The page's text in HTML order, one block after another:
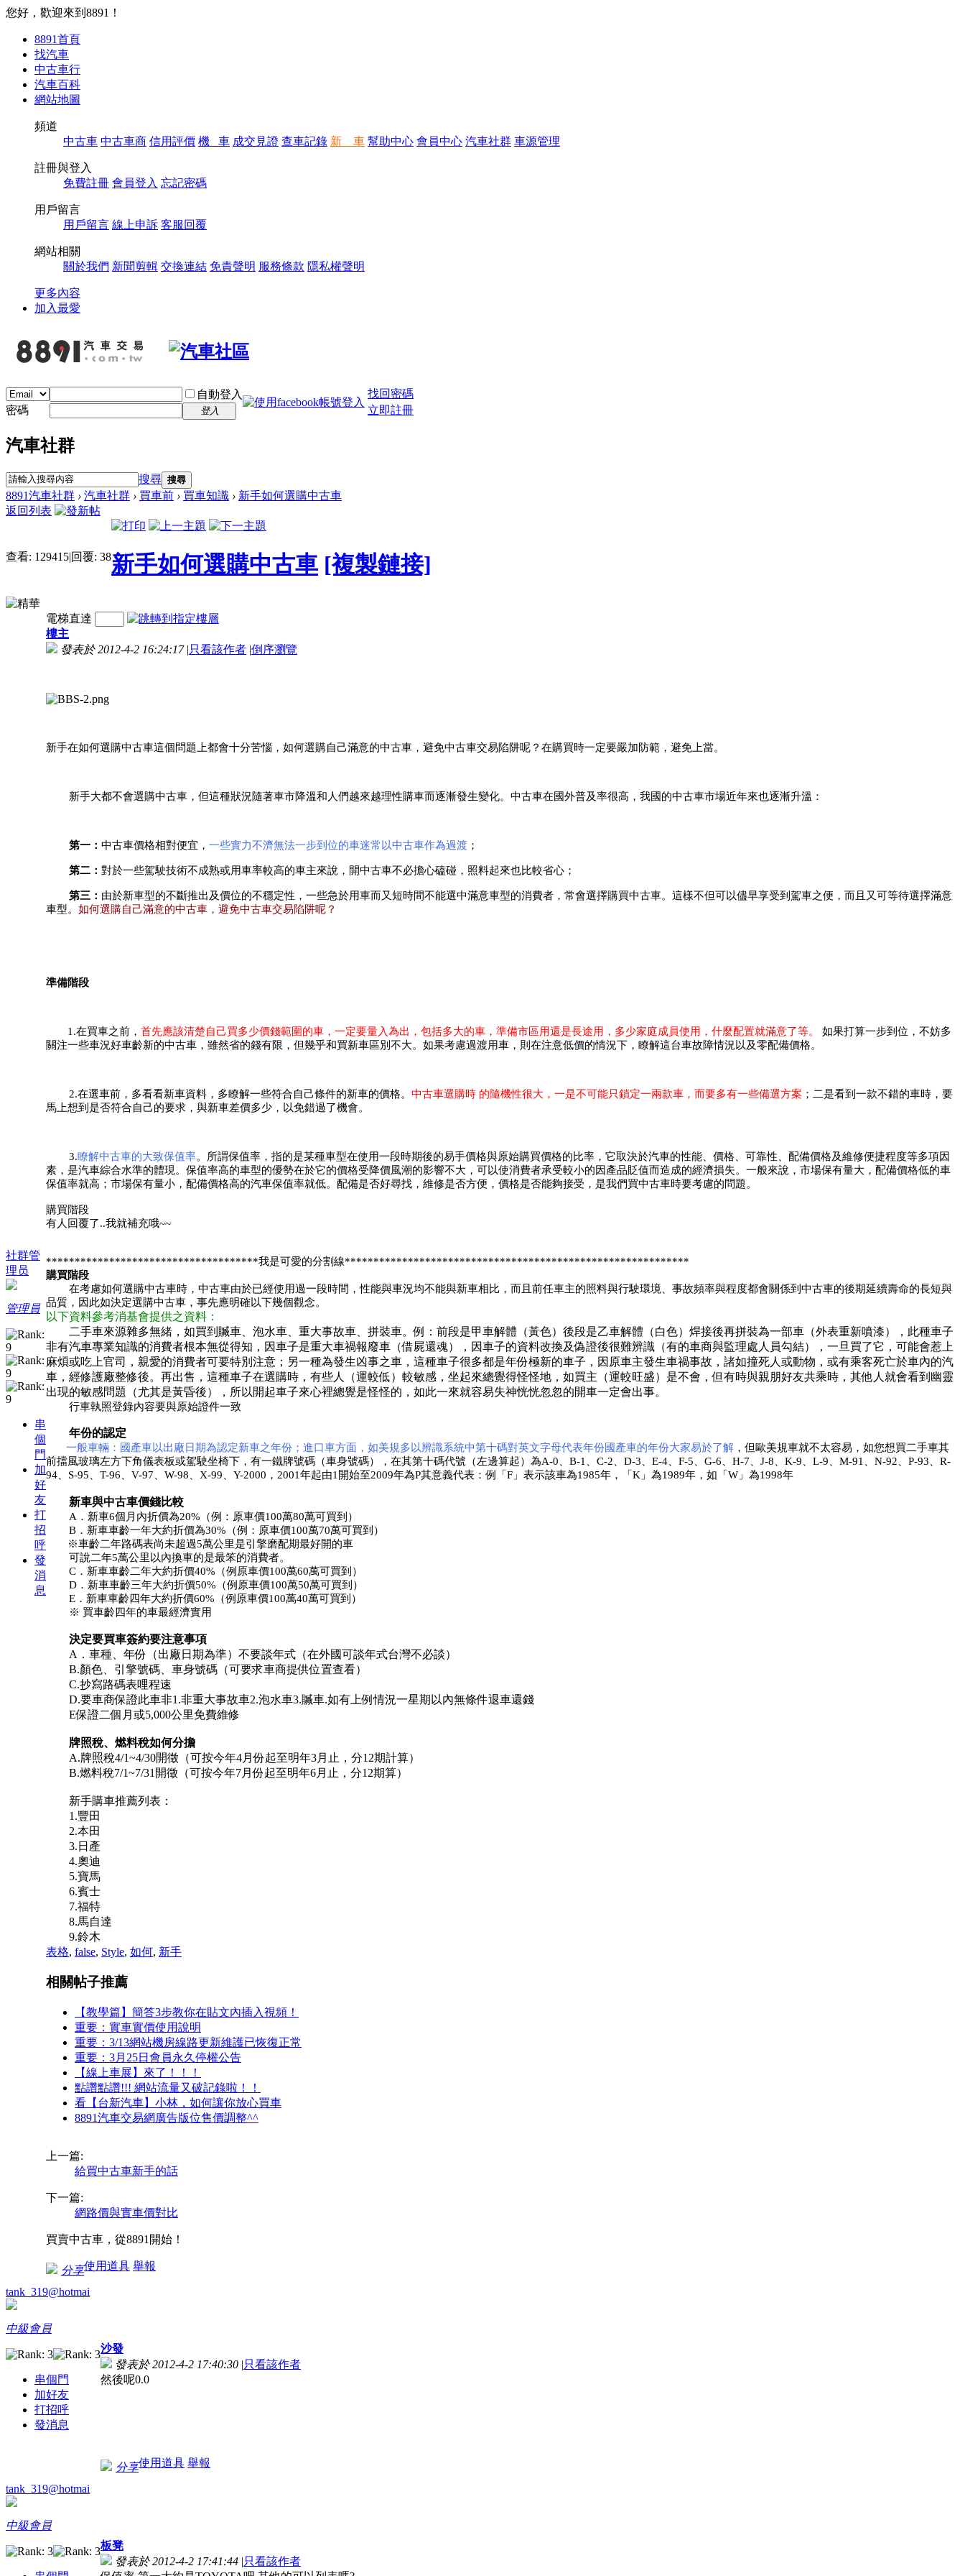
您好，歡迎來到8891！
8891首頁
找汽車
中古車行
汽車百科
網站地圖
頻道
中古車 中古車商 信用評價 機 車 成交見證 查車記錄 新 車 幫助中心 會員中心 汽車社群 車源管理
註冊與登入
免費註冊 會員登入 忘記密碼
用戶留言
用戶留言 線上申訴 客服回覆
網站相關
關於我們 新聞剪輯 交換連結 免責聲明 服務條款 隱私權聲明
更多內容
加入最愛
自動登入
找回密碼
密碼
登入 立即註冊
汽車社群
搜尋 搜尋
8891汽車社群 › 汽車社群 › 買車前 › 買車知識 › 新手如何選購中古車
返回列表
查看: 129415|回覆: 38新手如何選購中古車 [複製鏈接]
社群管
理员
管理員
串
個
門
加
好
友
打
招
呼
發
消
息
電梯直達
樓主
發表於 2012-4-2 16:24:17 |只看該作者 |倒序瀏覽
新手在如何選購中古車這個問題上都會十分苦惱，如何選購自己滿意的中古車，避免中古車交易陷阱呢？在購買時一定要嚴加防範，避免上當。
新手大都不會選購中古車，但這種狀況隨著車市降溫和人們越來越理性購車而逐漸發生變化。中古車在國外普及率很高，我國的中古車市場近年來也逐漸升溫：
第一： 中古車價格相對便宜， 一些實力不濟無法一步到位的車迷常以中古車作為過渡 ；
第二： 對於一些駕駛技術不成熟或用車率較高的車主來說，開中古車不必擔心磕碰，照料起來也比較省心；
第三： 由於新車型的不斷推出及價位的不穩定性，一些急於用車而又短時間不能選中滿意車型的消費者，常會選擇購買中古車。這樣不但可以儘早享受到駕車之便，而且又可等待選擇滿意
車型。 如何選購自己滿意的中古車，避免中古車交易陷阱呢？
準備階段
1.在買車之前， 首先應該清楚自己買多少價錢範圍的車，一定要量入為出，包括多大的車，準備市區用還是長途用，多少家庭成員使用，什麼配置就滿意了等。
如果打算一步到位，不妨多
關注一些車況好車齡新的中古車，雖然省的錢有限，但幾乎和買新車區別不大。如果考慮過渡用車，則在注意低價的情況下，瞭解這台車故障情況以及零配備價格。
2.在選車前，多看看新車資料，多瞭解一些符合自己條件的新車的價格。 中古車選購時 的隨機性很大，一是不可能只鎖定一兩款車，而要多有一些備選方案 ；二是看到一款不錯的車時，要
馬上想到是否符合自己的要求，與新車差價多少，以免錯過了機會。
3.瞭解中古車的大致保值率。所謂保值率，指的是某種車型在使用一段時期後的易手價格與原始購買價格的比率，它取決於汽車的性能、價格、可靠性、 配備價格及維修便捷程度等多項因
素，是汽車綜合水準的體現。保值率高的車型的優勢在於它的價格受降價風潮的影響不大，可以使消費者承受較小的因產品貶值而造成的經濟損失。一般來說，市場保有量大， 配備價格低的車
保值率就高；市場保有量小，配備價格高的汽車保值率就低。配備是否好尋找 ，維修是否方便，價格是否能夠接受，是我們買中古車時要考慮的問題。
購買階段
有人回覆了..我就補充哦~~
*************************************我是可愛的分割線************************************************************
購買階段
在考慮如何選購中古車時，中古車由於已經使用過一段時間，性能與車況均不能與新車相 比，而且前任車主的照料與行駛環境、事故頻率與程度都會關係到中古車的後期延續壽命的長短與
品質，因此如決定選購中古車，事先應明確以下幾個觀念。
以下資料參考消基會提供之資料：
二手車來源雜多無緒，如買到贓車、泡水車、重大事故車、拼裝車。例：前段是甲車解體（黃色）後段是乙車解體（白色）焊接後再拼裝為一部車（外表重新噴漆），此種車子
非有汽車專業知識的消費者根本無從得知，因車子是重大車禍報廢車（借屍還魂），因車子的資料改換及偽證後很難辨識（有的車商與監理處人員勾結），一旦買了它，可能會惹上
麻煩或吃上官司，親愛的消費者可要特別注意；另一種為發生凶事之車，這種車子很多都是年份極新的車子，因原車主發生車禍事故，諸如撞死人或動物，或有乘客死亡於車內的汽
車，經修護廠整修後。再出售，這種車子在選購時，有些人（運較低）較敏感，坐起來總覺得怪怪地，如買主（運較旺盛）是不會，但有時與親朋好友共乘時，其他人就會看到幽靈
出現的敏感問題（尤其是黃昏後），所以開起車子來心裡總覺是怪怪的，如此一來就容易失神恍恍忽忽的開車一定會出事。
行車執照登錄內容要與原始證件一致
年份的認定
一般車輛：國產車以出廠日期為認定新車之年份；進口車方面，如美規多以辨識系統中第十碼對英文字母代表年份國產車的年份大家易於了解 ，但歐美規車就不太容易，如您想買二手車其
前擋風玻璃左方下角儀表板或駕駛坐椅下，有一鐵牌號碼（車身號碼），在其第十碼代號（左邊算起）為A-0、B-1、C-2、D-3、E-4、F-5、G-6、H-7、J-8、K-9、L-9、M-91、N-92、P-93、R-
94、S-95、T-96、V-97、W-98、X-99、Y-2000，2001年起由1開始至2009年為P其意義代表：例「F」表示該車為1985年，「K」為1989年，如「W」為1998年
新車與中古車價錢比較
A．新車6個月內折價為20%（例：原車價100萬80萬可買到）
B．新車車齡一年大約折價為30%（例：原車價100萬70萬可買到）
※車齡二年路碼表尚未超過5萬公里是引擎磨配期最好開的車
可說二年5萬公里以內換車的是最笨的消費者。
C．新車車齡二年大約折價40%（例原車價100萬60萬可買到）
D．新車車齡三年大約折價50%（例原車價100萬50萬可買到）
E．新車車齡四年大約折價60%（例原車價100萬40萬可買到）
※ 買車齡四年的車最經濟實用
決定要買車簽約要注意事項
A．車種、年份（出廠日期為準）不要談年式（在外國可談年式台灣不必談）
B.顏色、引擎號碼、車身號碼（可要求車商提供位置查看）
C.抄寫路碼表哩程速
D.要車商保證此車非1.非重大事故車2.泡水車3.贓車.如有上例情況一星期以內無條件退車還錢
E保證二個月或5,000公里免費維修
牌照稅、燃料稅如何分擔
A.牌照稅4/1~4/30開徵（可按今年4月份起至明年3月止，分12期計算）
B.燃料稅7/1~7/31開徵（可按今年7月份起至明年6月止，分12期算）
新手購車推薦列表：
1.豐田
2.本田
3.日產
4.奧迪
5.寶馬
6.賓士
7.福特
8.馬自達
9.鈴木
表格, false, Style, 如何, 新手
相關帖子推薦
【教學篇】簡答3步教你在貼文內插入視頻！
重要：實車實價使用說明
重要：3/13網站機房線路更新維護已恢復正常
重要：3月25日會員永久停權公告
【線上車展】來了！！！
點讚點讚!!! 網站流量又破記錄啦！！
看【台新汽車】小林，如何讓你放心買車
8891汽車交易網廣告版位售價調整^^
上一篇:
給買中古車新手的話
下一篇:
網路價與實車價對比
買賣中古車，從8891開始！
分享使用道具 舉報
tank_319@hotmai
中級會員
串個門
加好友
打招呼
發消息
沙發
發表於 2012-4-2 17:40:30 |只看該作者
然後呢0.0
分享使用道具 舉報
tank_319@hotmai
中級會員
板凳
發表於 2012-4-2 17:41:44 |只看該作者